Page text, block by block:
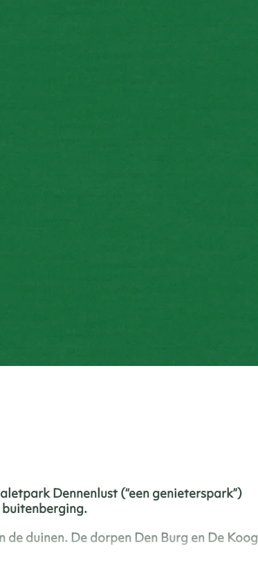
Dennenlust (“een genieterspark”)
duinen. De dorpen Den Burg en De Koog